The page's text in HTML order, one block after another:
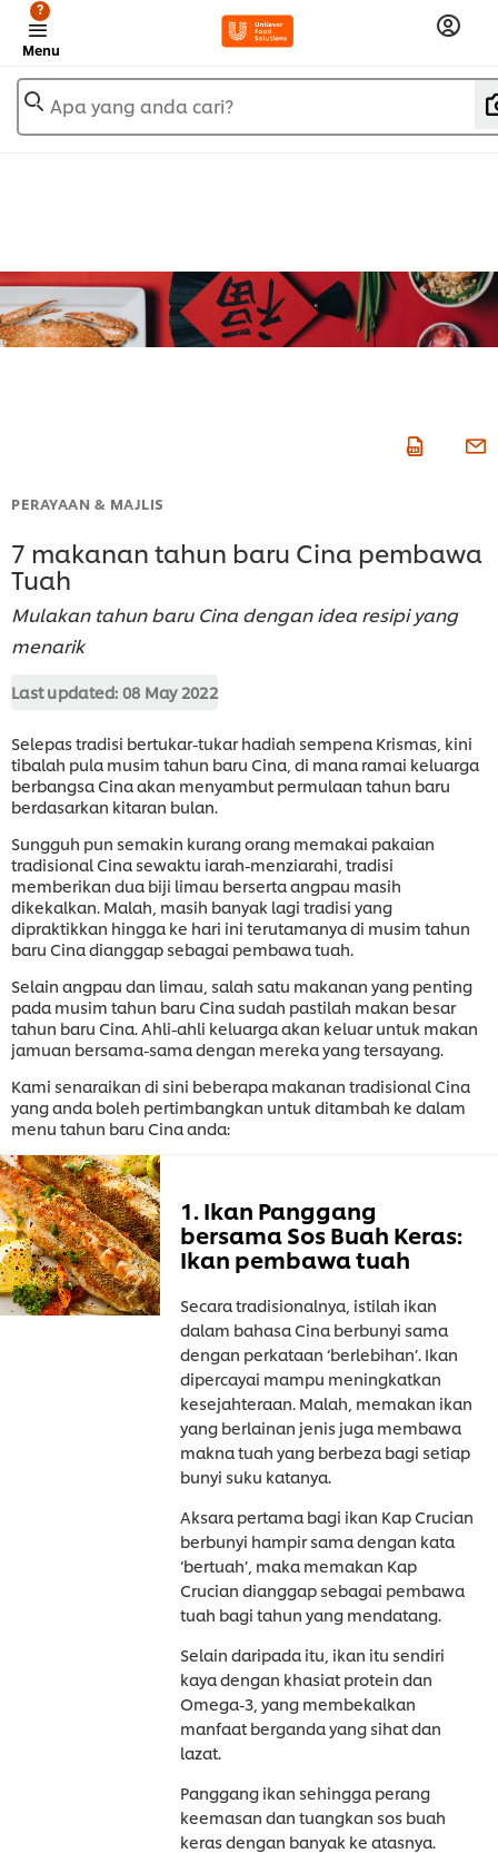
Menu
?
Apa yang anda cari?
PERAYAAN & MAJLIS
7 makanan tahun baru Cina pembawa
Tuah
Mulakan tahun baru Cina dengan idea resipi yang
menarik
Last updated: 08 May 2022
Selepas tradisi bertukar-tukar hadiah sempena Krismas, kini
tibalah pula musim tahun baru Cina, di mana ramai keluarga
berbangsa Cina akan menyambut permulaan tahun baru
berdasarkan kitaran bulan.
Sungguh pun semakin kurang orang memakai pakaian
tradisional Cina sewaktu iarah-menziarahi, tradisi
memberikan dua biji limau berserta angpau masih
dikekalkan. Malah, masih banyak lagi tradisi yang
dipraktikkan hingga ke hari ini terutamanya di musim tahun
baru Cina dianggap sebagai pembawa tuah.
Selain angpau dan limau, salah satu makanan yang penting
pada musim tahun baru Cina sudah pastilah makan besar
tahun baru Cina. Ahli-ahli keluarga akan keluar untuk makan
jamuan bersama-sama dengan mereka yang tersayang.
Kami senaraikan di sini beberapa makanan tradisional Cina
yang anda boleh pertimbangkan untuk ditambah ke dalam
menu tahun baru Cina anda:
1. Ikan Panggang
bersama Sos Buah Keras:
Ikan pembawa tuah
Secara tradisionalnya, istilah ikan
dalam bahasa Cina berbunyi sama
dengan perkataan ‘berlebihan’. Ikan
dipercayai mampu meningkatkan
kesejahteraan. Malah, memakan ikan
yang berlainan jenis juga membawa
makna tuah yang berbeza bagi setiap
bunyi suku katanya.
Aksara pertama bagi ikan Kap Crucian
berbunyi hampir sama dengan kata
‘bertuah’, maka memakan Kap
Crucian dianggap sebagai pembawa
tuah bagi tahun yang mendatang.
Selain daripada itu, ikan itu sendiri
kaya dengan khasiat protein dan
Omega-3, yang membekalkan
manfaat berganda yang sihat dan
lazat.
Panggang ikan sehingga perang
keemasan dan tuangkan sos buah
keras dengan banyak ke atasnya.